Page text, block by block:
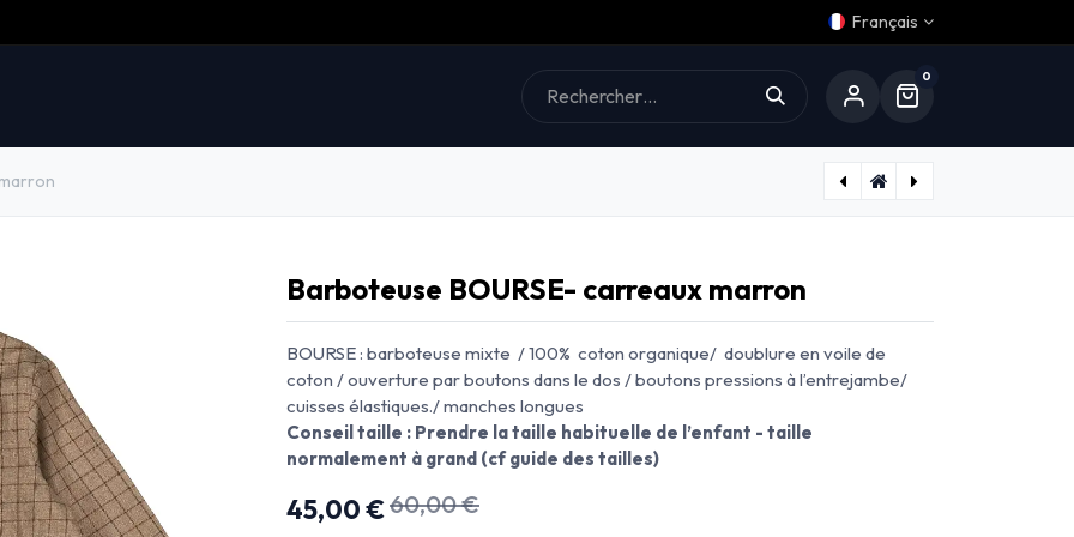
Français
Aide
0
Barboteuse BOURSE- carreaux marron
BOURSE : barboteuse mixte / 100% coton organique/ doublure en voile de
coton / ouverture par boutons dans le dos / boutons pressions à l’entrejambe/
cuisses élastiques./ manches longues
Conseil taille : Prendre la taille habituelle de l’enfant - taille
normalement à grand (cf guide des tailles)
45,00€60,00€